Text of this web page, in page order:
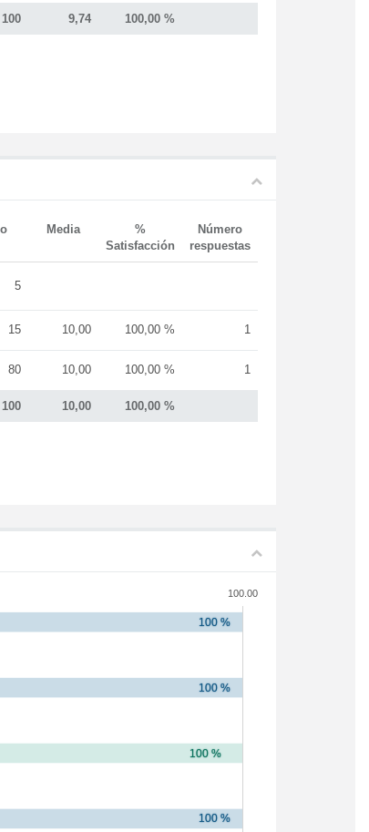
100 9,74 100,00 %
Media
%
Satisfacción
Número
respuestas
100 10,00 100,00 %
5
15 10,00 100,00 % 1
80 10,00 100,00 % 1
100.00